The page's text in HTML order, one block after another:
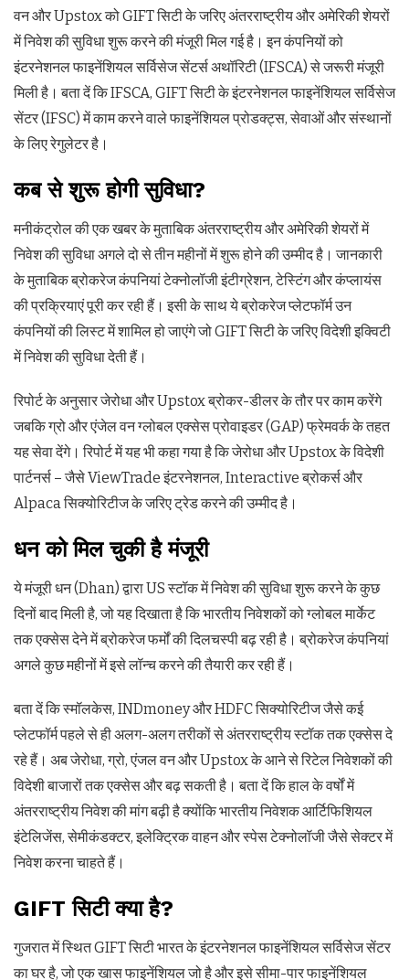
वन और Upstox को GIFT सिटी के जरिए अंतरराष्ट्रीय और अमेरिकी शेयरों
में निवेश की सुविधा शुरू करने की मंजूरी मिल गई है। इन कंपनियों को
इंटरनेशनल फाइनेंशियल सर्विसेज सेंटर्स अथॉरिटी (IFSCA) से जरूरी मंजूरी
मिली है। बता दें कि IFSCA, GIFT सिटी के इंटरनेशनल फाइनेंशियल सर्विसेज
सेंटर (IFSC) में काम करने वाले फाइनेंशियल प्रोडक्ट्स, सेवाओं और संस्थानों
के लिए रेगुलेटर है।
कब से शुरू होगी सुविधा?
मनीकंट्रोल की एक खबर के मुताबिक अंतरराष्ट्रीय और अमेरिकी शेयरों में
निवेश की सुविधा अगले दो से तीन महीनों में शुरू होने की उम्मीद है। जानकारी
के मुताबिक ब्रोकरेज कंपनियां टेक्नोलॉजी इंटीग्रेशन, टेस्टिंग और कंप्लायंस
की प्रक्रियाएं पूरी कर रही हैं। इसी के साथ ये ब्रोकरेज प्लेटफॉर्म उन
कंपनियों की लिस्ट में शामिल हो जाएंगे जो GIFT सिटी के जरिए विदेशी इक्विटी
में निवेश की सुविधा देती हैं।
रिपोर्ट के अनुसार जेरोधा और Upstox ब्रोकर-डीलर के तौर पर काम करेंगे
जबकि ग्रो और एंजेल वन ग्लोबल एक्सेस प्रोवाइडर (GAP) फ्रेमवर्क के तहत
यह सेवा देंगे। रिपोर्ट में यह भी कहा गया है कि जेरोधा और Upstox के विदेशी
पार्टनर्स – जैसे ViewTrade इंटरनेशनल, Interactive ब्रोकर्स और
Alpaca सिक्योरिटीज के जरिए ट्रेड करने की उम्मीद है।
धन को मिल चुकी है मंजूरी
ये मंजूरी धन (Dhan) द्वारा US स्टॉक में निवेश की सुविधा शुरू करने के कुछ
दिनों बाद मिली है, जो यह दिखाता है कि भारतीय निवेशकों को ग्लोबल मार्केट
तक एक्सेस देने में ब्रोकरेज फर्मों की दिलचस्पी बढ़ रही है। ब्रोकरेज कंपनियां
अगले कुछ महीनों में इसे लॉन्च करने की तैयारी कर रही हैं।
बता दें कि स्मॉलकेस, INDmoney और HDFC सिक्योरिटीज जैसे कई
प्लेटफॉर्म पहले से ही अलग-अलग तरीकों से अंतरराष्ट्रीय स्टॉक तक एक्सेस दे
रहे हैं। अब जेरोधा, ग्रो, एंजल वन और Upstox के आने से रिटेल निवेशकों की
विदेशी बाजारों तक एक्सेस और बढ़ सकती है। बता दें कि हाल के वर्षों में
अंतरराष्ट्रीय निवेश की मांग बढ़ी है क्योंकि भारतीय निवेशक आर्टिफिशियल
इंटेलिजेंस, सेमीकंडक्टर, इलेक्ट्रिक वाहन और स्पेस टेक्नोलॉजी जैसे सेक्टर में
निवेश करना चाहते हैं।
GIFT सिटी क्या है?
गुजरात में स्थित GIFT सिटी भारत के इंटरनेशनल फाइनेंशियल सर्विसेज सेंटर
का घर है, जो एक खास फाइनेंशियल जो है और इसे सीमा-पार फाइनेंशियल